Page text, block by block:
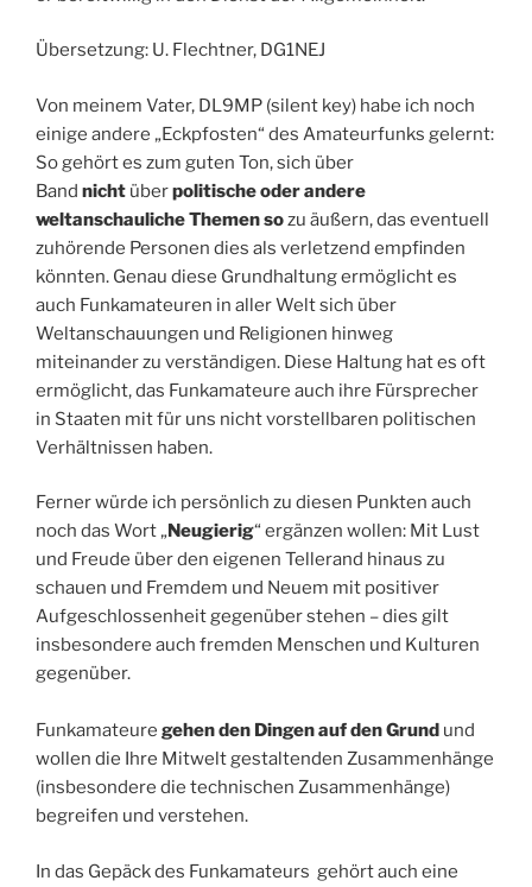
Übersetzung: U. Flechtner, DG1NEJ
Von meinem Vater, DL9MP (silent key) habe ich noch
einige andere „Eckpfosten“ des Amateurfunks gelernt:
So gehört es zum guten Ton, sich über
Band nicht überpolitische oder andere
weltanschauliche Themen sozu äußern, das eventuell
zuhörende Personen dies als verletzend empfinden
könnten. Genau diese Grundhaltung ermöglicht es
auch Funkamateuren in aller Welt sich über
Weltanschauungen und Religionen hinweg
miteinander zu verständigen. Diese Haltung hat es oft
ermöglicht, das Funkamateure auch ihre Fürsprecher
in Staaten mit für uns nicht vorstellbaren politischen
Verhältnissen haben.
Ferner würde ich persönlich zu diesen Punkten auch
noch das Wort „Neugierig“ ergänzen wollen: Mit Lust
und Freude über den eigenen Tellerand hinaus zu
schauen und Fremdem und Neuem mit positiver
Aufgeschlossenheit gegenüber stehen – dies gilt
insbesondere auch fremden Menschen und Kulturen
gegenüber.
Funkamateure gehen den Dingen auf den Grund und
wollen die Ihre Mitwelt gestaltenden Zusammenhänge
(insbesondere die technischen Zusammenhänge)
begreifen und verstehen.
In das Gepäck des Funkamateurs gehört auch eine